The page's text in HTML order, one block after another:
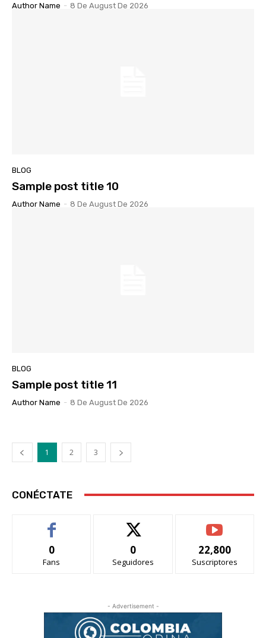
Author Name - 8 De August De 2026
BLOG
Sample post title 10
Author Name - 8 De August De 2026
BLOG
Sample post title 11
Author Name - 8 De August De 2026
1 2 3
CONÉCTATE
0
Fans
0
Seguidores
22,800
Suscriptores
- Advertisement -